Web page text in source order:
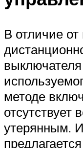
В отличие от
методе
отсутствует
утерянным.